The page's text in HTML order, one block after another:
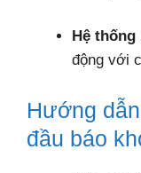
Hệ
động với
Hướng
đầu báo